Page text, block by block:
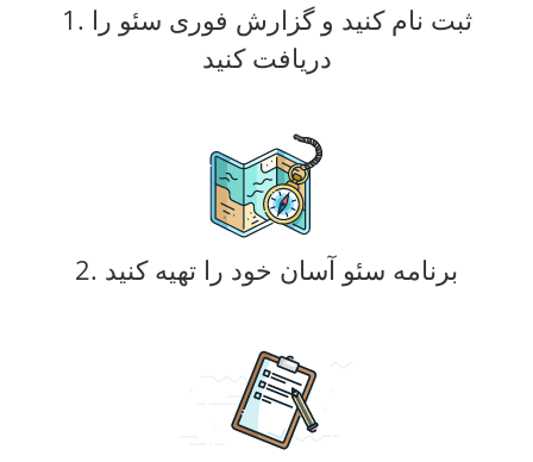
1. ثبت نام کنید و گزارش فوری سئو را
دریافت کنید
2. برنامه سئو آسان خود را تهیه کنید